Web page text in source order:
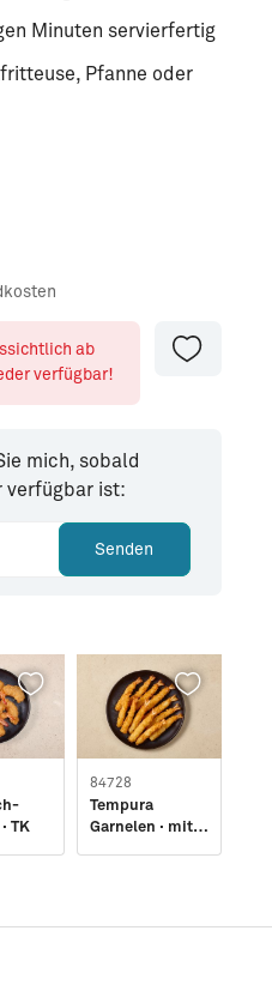
Minuten servierfertig
Pfanne oder
ab
verfügbar!
mich, sobald
verfügbar ist:
Senden
TK
84728
Tempura
Garnelen · mit